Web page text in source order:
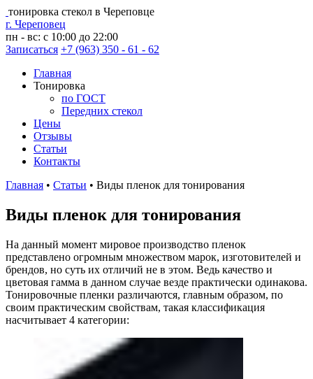
тонировка стекол в Череповце
г. Череповец
пн - вс: с 10:00 до 22:00
Записаться +7 (963) 350 - 61 - 62
Главная
Тонировка
по ГОСТ
Передних стекол
Цены
Отзывы
Статьи
Контакты
Главная • Статьи • Виды пленок для тонирования
Виды пленок для тонирования
На данный момент мировое производство пленок
представлено огромным множеством марок, изготовителей и
брендов, но суть их отличий не в этом. Ведь качество и
цветовая гамма в данном случае везде практически одинакова.
Тонировочные пленки различаются, главным образом, по
своим практическим свойствам, такая классификация
насчитывает 4 категории: